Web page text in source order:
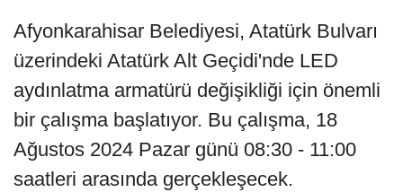
Afyonkarahisar Belediyesi, Atatürk Bulvarı
üzerindeki Atatürk Alt Geçidi'nde LED
aydınlatma armatürü değişikliği için önemli
bir çalışma başlatıyor. Bu çalışma, 18
Ağustos 2024 Pazar günü 08:30 - 11:00
saatleri arasında gerçekleşecek.